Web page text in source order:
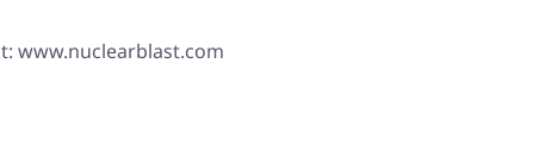
www.nuclearblast.com